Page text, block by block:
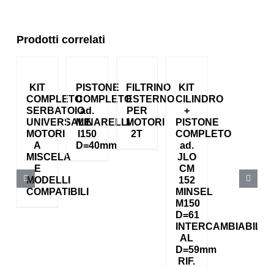
Prodotti correlati
KIT
COMPLETO
SERBATOIO
UNIVERSALE
MOTORI
A
MISCELA
E
MODELLI
COMPATIBILI
PISTONE
COMPLETO
ad.
MINARELLI
I150
D=40mm
FILTRINO
ESTERNO
PER
MOTORI
2T
KIT
CILINDRO
+
PISTONE
COMPLETO
ad.
JLO
CM
152
MINSEL
M150
D=61
INTERCAMBIABILE
AL
D=59mm
RIF.